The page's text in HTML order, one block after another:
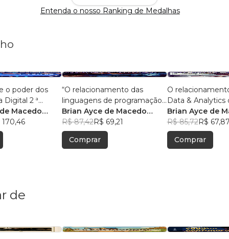
Entenda o nosso Ranking de Medalhas
o poder dos
Digital 2 ª
Macedo
170,46
“O relacionamento das
linguagens de programação
com o big data e analytics.”
Brian Ayce de Macedo
Marinho
R$ 87,42R$ 69,21
Comprar
O
Data & Analytics
Com 50
respostas.
Brian Ayce de
Marinho
R$ 85,72R$ 67,87
Comprar
de